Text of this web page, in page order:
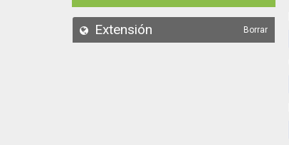
Extensión Borrar